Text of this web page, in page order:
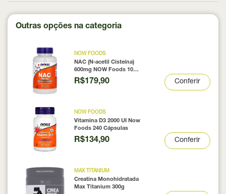
Outras opções na categoria
NOW FOODS
NAC (N-acetil Cisteína)
600mg NOW Foods 100
Cápsulas
R$179,90 Conferir
NOW FOODS
Vitamina D3 2000 UI Now
Foods 240 Cápsulas
R$134,90 Conferir
MAX TITANIUM
Creatina Monohidratada
Max Titanium 300g